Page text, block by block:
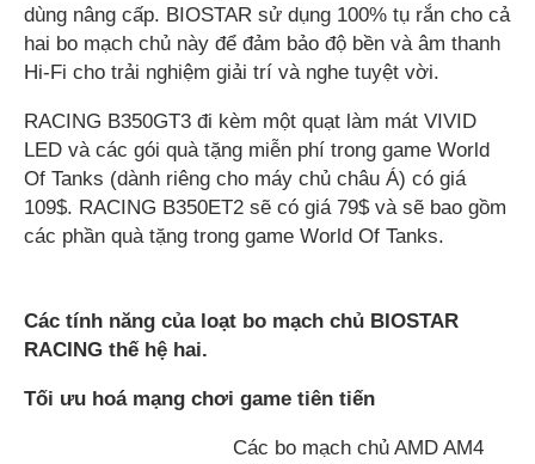
dùng nâng cấp. BIOSTAR sử dụng 100% tụ rắn cho cả
hai bo mạch chủ này để đảm bảo độ bền và âm thanh
Hi-Fi cho trải nghiệm giải trí và nghe tuyệt vời.
RACING B350GT3 đi kèm một quạt làm mát VIVID
LED và các gói quà tặng miễn phí trong game World
Of Tanks (dành riêng cho máy chủ châu Á) có giá
109$. RACING B350ET2 sẽ có giá 79$ và sẽ bao gồm
các phần quà tặng trong game World Of Tanks.
Các tính năng của loạt bo mạch chủ BIOSTAR
RACING thế hệ hai.
Tối ưu hoá mạng chơi game tiên tiến
Các bo mạch chủ AMD AM4